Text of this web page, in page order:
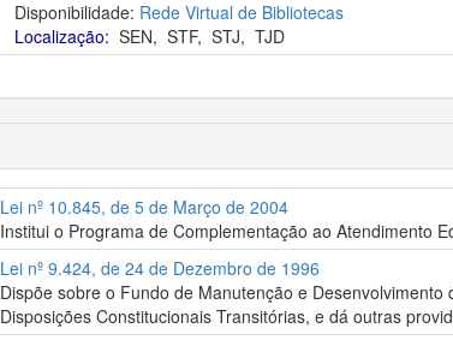
Disponibilidade: Rede Virtual de Bibliotecas
Localização: SEN, STF, STJ, TJD
Lei nº 10.845, de 5 de Março de 2004
Institui o Programa de Complementação ao Atendimento
Lei nº 9.424, de 24 de Dezembro de 1996
Dispõe sobre o Fundo de Manutenção e
Disposições Constitucionais Transitórias, e dá outras